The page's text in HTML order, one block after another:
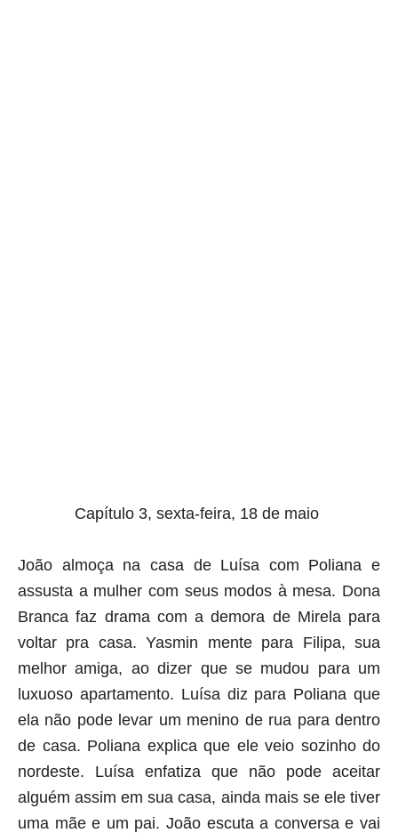
Capítulo 3, sexta-feira, 18 de maio
João almoça na casa de Luísa com Poliana e
assusta a mulher com seus modos à mesa. Dona
Branca faz drama com a demora de Mirela para
voltar pra casa. Yasmin mente para Filipa, sua
melhor amiga, ao dizer que se mudou para um
luxuoso apartamento. Luísa diz para Poliana que
ela não pode levar um menino de rua para dentro
de casa. Poliana explica que ele veio sozinho do
nordeste. Luísa enfatiza que não pode aceitar
alguém assim em sua casa, ainda mais se ele tiver
uma mãe e um pai. João escuta a conversa e vai